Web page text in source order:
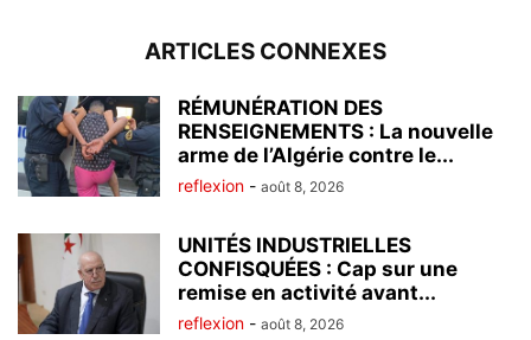
ARTICLES CONNEXES
RÉMUNÉRATION DES
RENSEIGNEMENTS : La nouvelle
arme de l’Algérie contre le...
reflexion - août 8, 2026
UNITÉS INDUSTRIELLES
CONFISQUÉES : Cap sur une
remise en activité avant...
reflexion - août 8, 2026